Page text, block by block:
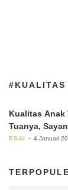
#KUALITAS
Kualitas Anak
Tuanya,
ESAI 4 Januari